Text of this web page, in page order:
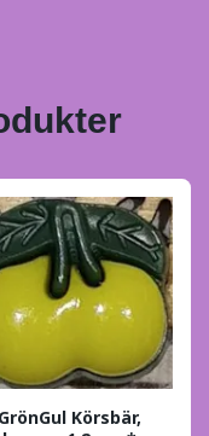
GrönGul Körsbär,